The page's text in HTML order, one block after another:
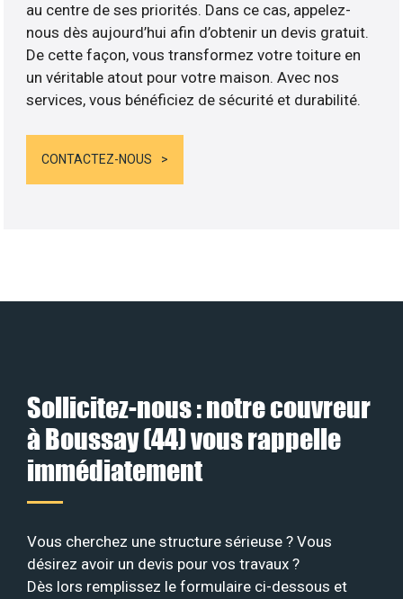
au centre de ses priorités. Dans ce cas, appelez-
nous dès aujourd’hui afin d’obtenir un devis gratuit.
De cette façon, vous transformez votre toiture en
un véritable atout pour votre maison. Avec nos
services, vous bénéficiez de sécurité et durabilité.
CONTACTEZ-NOUS
Sollicitez-nous : notre couvreur
à Boussay (44) vous rappelle
immédiatement
Vous cherchez une structure sérieuse ? Vous
désirez avoir un devis pour vos travaux ?
Dès lors remplissez le formulaire ci-dessous et